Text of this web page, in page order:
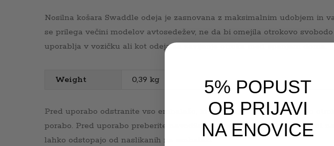
Nosilna košara Swaddle odeja je zasnovana z maksimalnim udobjem in
se prilega večini modelov avtosedežev, ne da bi omejila otrokovo
uporablja v vozičku ali kot odeja za zavijanje otroka med spanjem doma.
Weight 0,39 kg
Pred uporabo odstranite vso embalažo, ki ni del igrače. Pri igri naj bo
porabo. Pred uporabo preberite navodila, jih upoštevajte in shranite kot
lahko odstopajo od naslikanih na embalaži.
5% POPUST
OB PRIJAVI
NA ENOVICE